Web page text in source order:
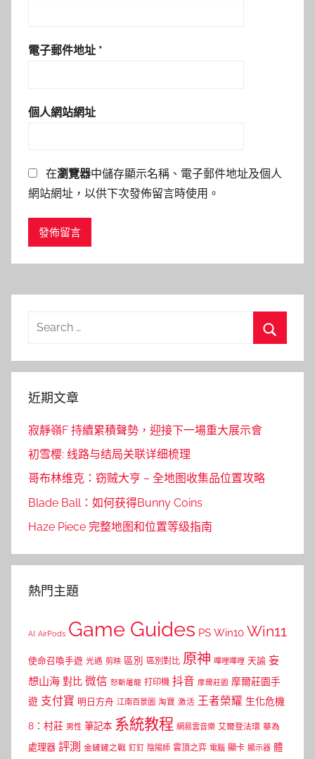
電子郵件地址 *
個人網站網址
在瀏覽器中儲存顯示名稱、電子郵件地址及個人
網站網址，以供下次發佈留言時使用。
Search
近期文章
寂靜嶺F 持續累積聲勢，迎接下一場重大展示會
初雪樱: 线路与结局关联详细梳理
哥布林维克：窃贼大亨 – 全地图收集品位置攻略
Blade Ball：如何获得Bunny Coins
Haze Piece 完整地图和位置等级指南
熱門主題
AI AirPods Game Guides PS Win10 Win11
使命召喚手遊 光遇 剪映 區別 區別對比 原神 嗶哩嗶哩 天諭 妄
想山海 對比 微信 怒斬屠龍 打印機 抖音 摩爾莊園 摩爾莊園手
遊 支付寶 明日方舟 江南百景圖 淘寶 激活 王者榮耀 生化危機
8：村莊 男性 筆記本 系統教程 網易雲音樂 艾爾登法環 華為
處理器 評測 金鏟鏟之戰 釘釘 陰陽師 雲頂之弈 電腦 顯卡 顯示器 體